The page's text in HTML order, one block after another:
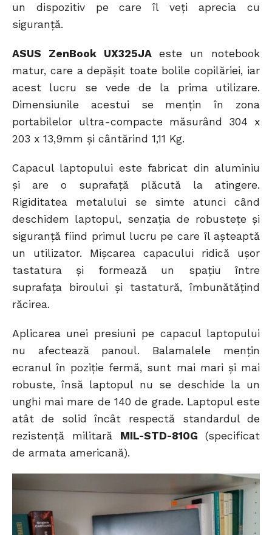
un dispozitiv pe care îl veți aprecia cu
siguranță.
ASUS ZenBook UX325JAeste un notebook
matur, care a depășit toate bolile copilăriei, iar
acest lucru se vede de la prima utilizare.
Dimensiunile acestui se mențin în zona
portabilelor ultra-compacte măsurând 304 x
203 x 13,9mm și cântărind 1,11 Kg.
Capacul laptopului este fabricat din aluminiu
și are o suprafață plăcută la atingere.
Rigiditatea metalului se simte atunci când
deschidem laptopul, senzația de robustețe și
siguranță fiind primul lucru pe care îl așteaptă
un utilizator. Mișcarea capacului ridică ușor
tastatura și formează un spațiu între
suprafața biroului și tastatură, îmbunătățind
răcirea.
Aplicarea unei presiuni pe capacul laptopului
nu afectează panoul. Balamalele mențin
ecranul în poziție fermă, sunt mai mari și mai
robuste, însă laptopul nu se deschide la un
unghi mai mare de 140 de grade. Laptopul este
atât de solid încât respectă standardul de
rezistență militară MIL-STD-810G(specificat
de armata americană).